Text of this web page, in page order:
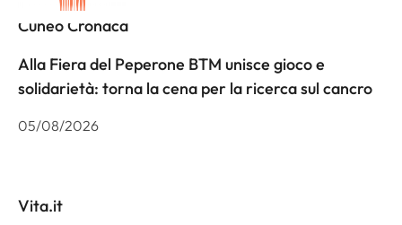
Cuneo Cronaca
Alla Fiera del Peperone BTM unisce gioco e
solidarietà: torna la cena per la ricerca sul cancro
05/08/2026
Vita.it